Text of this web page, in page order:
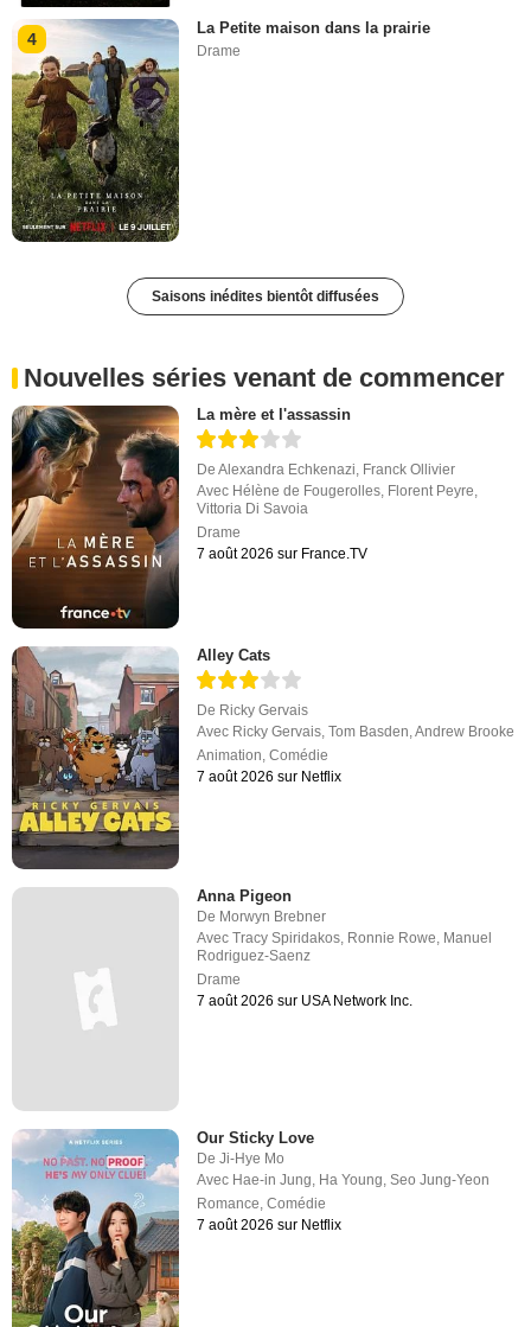
4
La Petite maison dans la prairie
Drame
Saisons inédites bientôt diffusées
Nouvelles séries venant de commencer
La mère et l'assassin
DeAlexandra Echkenazi, Franck Ollivier
Avec Hélène de Fougerolles, Florent Peyre,
Vittoria Di Savoia
Drame
7 août 2026 sur France.TV
Alley Cats
De Ricky Gervais
Avec Ricky Gervais,Tom Basden,Andrew Brooke
Animation,Comédie
7 août 2026 sur Netflix
Anna Pigeon
De Morwyn Brebner
AvecTracy Spiridakos, Ronnie Rowe, Manuel
Rodriguez-Saenz
Drame
7 août 2026 sur USA Network Inc.
Our Sticky Love
DeJi-Hye Mo
Avec Hae-in Jung Ha Young ,Seo Jung-Yeon
Romance ,Comédie
7 août 2026 sur Netflix